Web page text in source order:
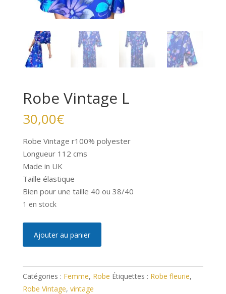
Robe Vintage L
30,00€
Robe Vintage r100% polyester
Longueur 112 cms
Made in UK
Taille élastique
Bien pour une taille 40 ou 38/40
1 en stock
Vintage
L
Ajouter au panier
e
r
Catégories : Femme, Robe Étiquettes : Robe fleurie,
Robe Vintage, vintage